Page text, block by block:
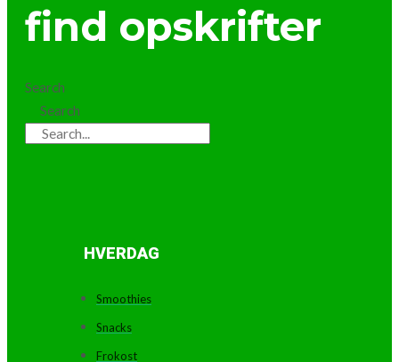
find opskrifter
Search
Search
HVERDAG
Smoothies
Snacks
Frokost